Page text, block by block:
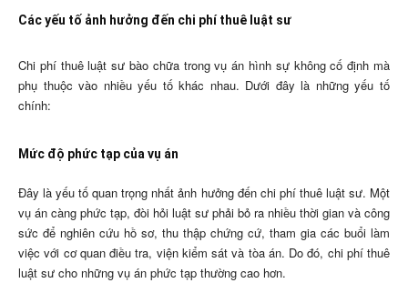
Các yếu tố ảnh hưởng đến chi phí thuê luật sư
Chi phí thuê luật sư bào chữa trong vụ án hình sự không cố định mà
phụ thuộc vào nhiều yếu tố khác nhau. Dưới đây là những yếu tố
chính:
Mức độ phức tạp của vụ án
Đây là yếu tố quan trọng nhất ảnh hưởng đến chi phí thuê luật sư. Một
vụ án càng phức tạp, đòi hỏi luật sư phải bỏ ra nhiều thời gian và công
sức để nghiên cứu hồ sơ, thu thập chứng cứ, tham gia các buổi làm
việc với cơ quan điều tra, viện kiểm sát và tòa án. Do đó, chi phí thuê
luật sư cho những vụ án phức tạp thường cao hơn.